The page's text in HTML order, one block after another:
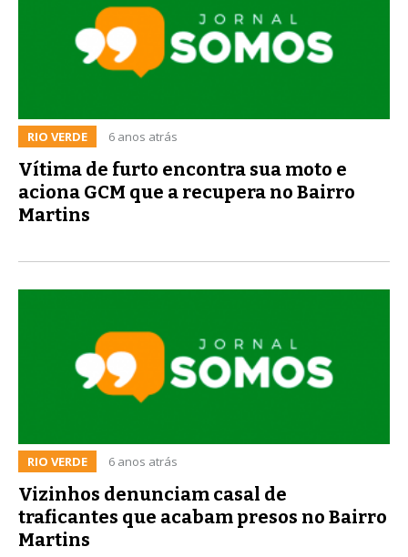
RIO VERDE 6 anos atrás
Vítima de furto encontra sua moto e
aciona GCM que a recupera no Bairro
Martins
RIO VERDE 6 anos atrás
Vizinhos denunciam casal de
traficantes que acabam presos no Bairro
Martins